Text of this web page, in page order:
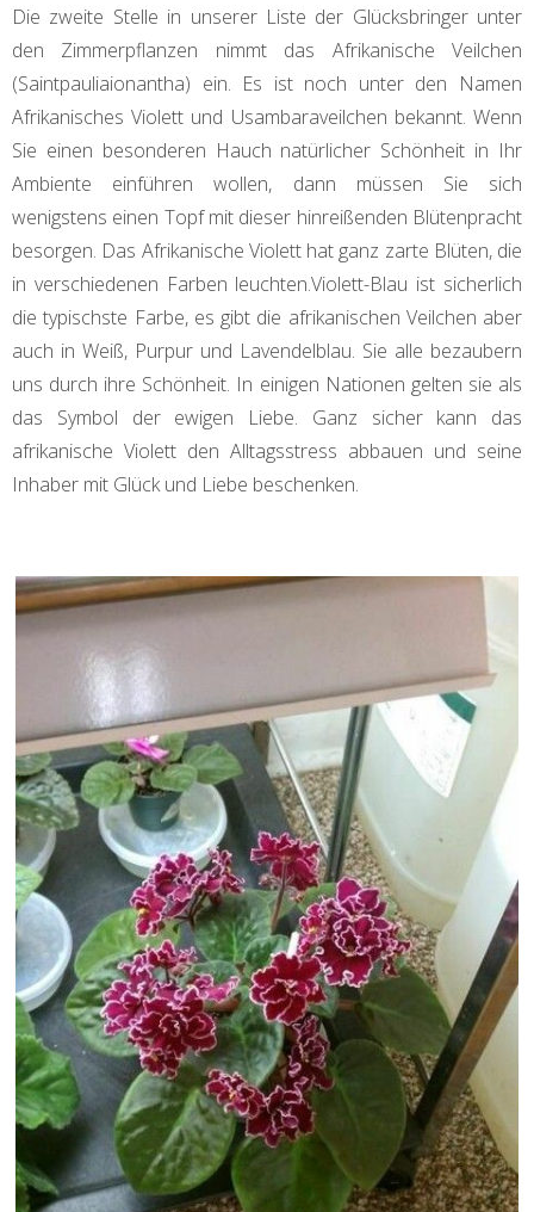
Die zweite Stelle in unserer Liste der Glücksbringer unter
den Zimmerpflanzen nimmt das Afrikanische Veilchen
(Saintpauliaionantha) ein. Es ist noch unter den Namen
Afrikanisches Violett und Usambaraveilchen bekannt. Wenn
Sie einen besonderen Hauch natürlicher Schönheit in Ihr
Ambiente einführen wollen, dann müssen Sie sich
wenigstens einen Topf mit dieser hinreißenden Blütenpracht
besorgen. Das Afrikanische Violett hat ganz zarte Blüten, die
in verschiedenen Farben leuchten.Violett-Blau ist sicherlich
die typischste Farbe, es gibt die afrikanischen Veilchen aber
auch in Weiß, Purpur und Lavendelblau. Sie alle bezaubern
uns durch ihre Schönheit. In einigen Nationen gelten sie als
das Symbol der ewigen Liebe. Ganz sicher kann das
afrikanische Violett den Alltagsstress abbauen und seine
Inhaber mit Glück und Liebe beschenken.